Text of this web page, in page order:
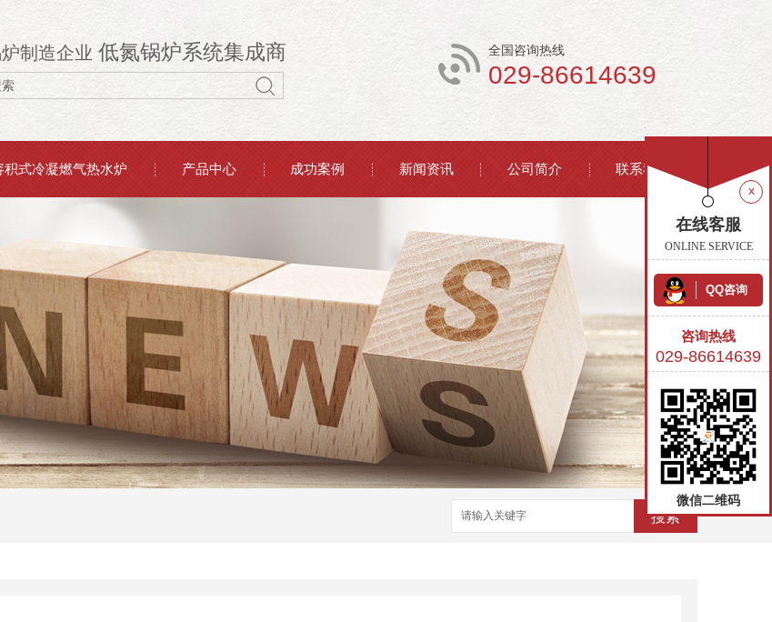
制造企业 低氮锅炉系统集成商 全国咨询热线
029-86614639
积式冷凝燃气热水炉 产品中心 成功案例 新闻资讯 公司简介 联系我们
搜索
x
在线客服
ONLINE SERVICE
QQ咨询
咨询热线
029-86614639
微信二维码